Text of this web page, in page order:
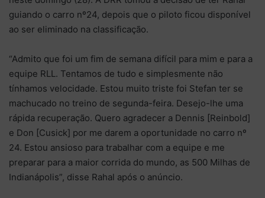
guiando o carro nº24, depois que o piloto ficou disponível
ao ser eliminado na classificação.
“Admito que foi um fim de semana difícil para mim e para a
equipe RLL. Tentamos de tudo e simplesmente não
tínhamos velocidade. Estou muito triste foi Stefan ter se
machucado no treino de segunda-feira. Desejo-lhe uma
rápida recuperação. Quero agradecer a Dennis [Reinbold]
e Don [Cusick] por me darem a oportunidade no carro nº
24. Estou ansioso para trabalhar com a equipe e me
preparar para a maior corrida do mundo, as 500 Milhas de
Indianápolis”, disse Rahal após o anúncio.